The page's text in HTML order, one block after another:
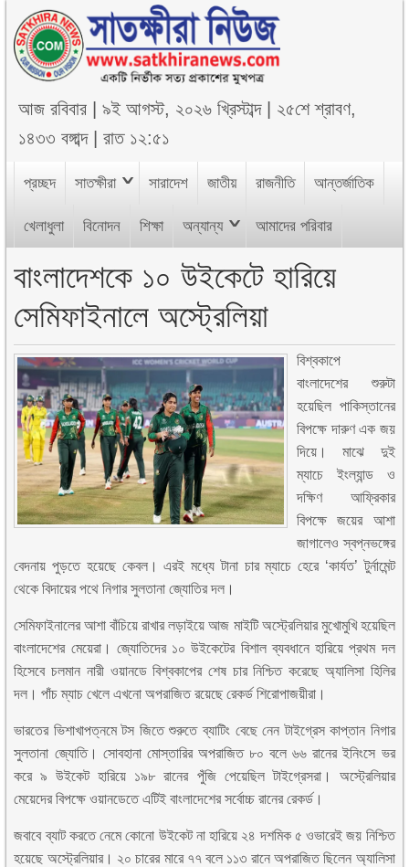
আজরবিবার |৯ই আগস্ট, ২০২৬ খ্রিস্টাব্দ| ২৫শে শ্রাবণ,
১৪৩৩ বঙ্গাব্দ|রাত ১২:৫১
প্রচ্ছদ সাতক্ষীরা সারাদেশ জাতীয় রাজনীতি আন্তর্জাতিক
খেলাধুলা বিনোদন শিক্ষা অন্যান্য আমাদের পরিবার
বাংলাদেশকে ১০ উইকেটে হারিয়ে
সেমিফাইনালে অস্ট্রেলিয়া
বিশ্বকাপে
বাংলাদেশের শুরুটা
হয়েছিল পাকিস্তানের
বিপক্ষে দারুণ এক জয়
দিয়ে। মাঝে দুই
ম্যাচে ইংল্যান্ড ও
দক্ষিণ আফ্রিকার
বিপক্ষে জয়ের আশা
জাগালেও স্বপ্নভঙ্গের
বেদনায় পুড়তে হয়েছে কেবল। এরই মধ্যে টানা চার ম্যাচে হেরে ‘কার্যত’ টুর্নামেন্ট
থেকে বিদায়ের পথে নিগার সুলতানা জ্যোতির দল।
সেমিফাইনালের আশা বাঁচিয়ে রাখার লড়াইয়ে আজ মাইটি অস্ট্রেলিয়ার মুখোমুখি হয়েছিল
বাংলাদেশের মেয়েরা। জ্যোতিদের ১০ উইকেটের বিশাল ব্যবধানে হারিয়ে প্রথম দল
হিসেবে চলমান নারী ওয়ানডে বিশ্বকাপের শেষ চার নিশ্চিত করেছে অ্যালিসা হিলির
দল। পাঁচ ম্যাচ খেলে এখনো অপরাজিত রয়েছে রেকর্ড শিরোপাজয়ীরা।
ভারতের ভিশাখাপত্নমে টস জিতে শুরুতে ব্যাটিং বেছে নেন টাইগ্রেস কাপ্তান নিগার
সুলতানা জ্যোতি। সোবহানা মোস্তারির অপরাজিত ৮০ বলে ৬৬ রানের ইনিংসে ভর
করে ৯ উইকেট হারিয়ে ১৯৮ রানের পুঁজি পেয়েছিল টাইগ্রেসরা। অস্ট্রেলিয়ার
মেয়েদের বিপক্ষে ওয়ানডেতে এটিই বাংলাদেশের সর্বোচ্চ রানের রেকর্ড।
জবাবে ব্যাট করতে নেমে কোনো উইকেট না হারিয়ে ২৪ দশমিক ৫ ওভারেই জয় নিশ্চিত
হয়েছে অস্ট্রেলিয়ার। ২০ চারের মারে ৭৭ বলে ১১৩ রানে অপরাজিত ছিলেন অ্যালিসা